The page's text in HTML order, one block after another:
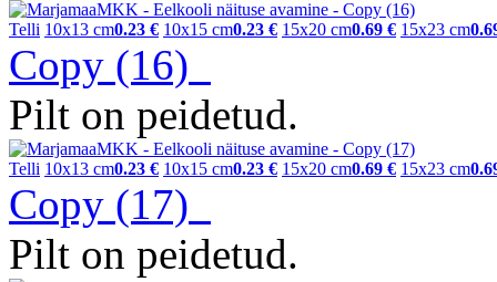
Telli 10x13 cm0.23 € 10x15 cm0.23 € 15x20 cm0.69 € 15x23 cm
Copy (16)
Pilt on peidetud.
Telli 10x13 cm0.23 € 10x15 cm0.23 € 15x20 cm0.69 € 15x23 cm
Copy (17)
Pilt on peidetud.